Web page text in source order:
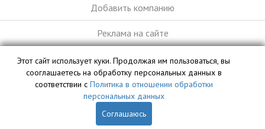
Добавить компанию
Реклама на сайте
База данных сайта vyvoz.org является интеллектуальной
собственностью ООО «Профит» и охраняется законом.
Этот сайт использует куки. Продолжая им пользоваться, вы
сооглашаетесь на обработку персональных данных в
соответствии с Политика в отношении обработки
персональных данных
Соглашаюсь